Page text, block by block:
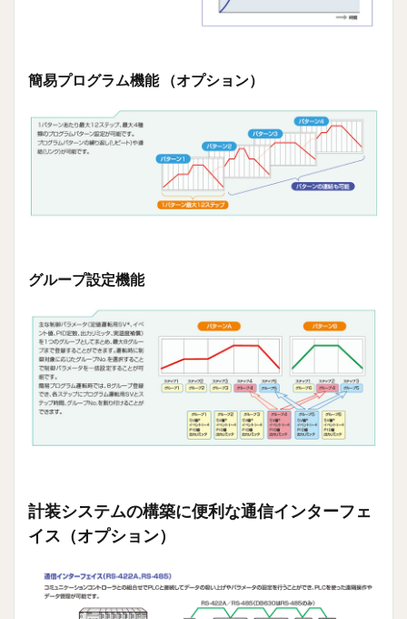
ンロ
2
<本
製品
ら>
簡易プログラム機能 （オプション）
グループ設定機能
計装システムの構築に便利な通信インターフェ
イス（オプション）